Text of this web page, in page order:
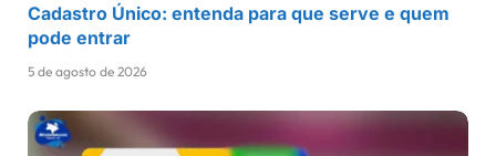
Cadastro Único: entenda para que serve e quem
pode entrar
5 de agosto de 2026